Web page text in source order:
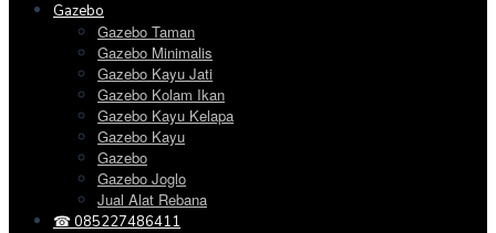
Gazebo
Gazebo Taman
Gazebo Minimalis
Gazebo Kayu Jati
Gazebo Kolam Ikan
Gazebo Kayu Kelapa
Gazebo Kayu
Gazebo
Gazebo Joglo
Jual Alat Rebana
☎ 085227486411